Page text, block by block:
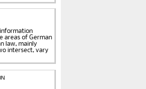
areas of German
law, mainly
intersect, vary